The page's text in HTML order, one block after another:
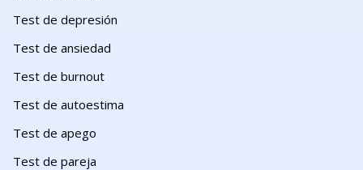
Test de depresión
Test de ansiedad
Test de burnout
Test de autoestima
Test de apego
Test de pareja